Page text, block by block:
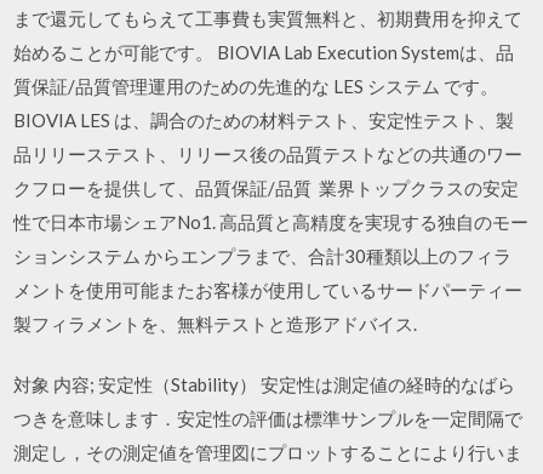
まで還元してもらえて工事費も実質無料と、初期費用を抑えて
始めることが可能です。 BIOVIA Lab Execution Systemは、品
質保証/品質管理運用のための先進的な LES システム です。
BIOVIA LES は、調合のための材料テスト、安定性テスト、製
品リリーステスト、リリース後の品質テストなどの共通のワー
クフローを提供して、品質保証/品質 業界トップクラスの安定
性で日本市場シェアNo1. 高品質と高精度を実現する独自のモー
ションシステム からエンプラまで、合計30種類以上のフィラ
メントを使用可能またお客様が使用しているサードパーティー
製フィラメントを、無料テストと造形アドバイス.
対象 内容; 安定性（Stability） 安定性は測定値の経時的なばら
つきを意味します．安定性の評価は標準サンプルを一定間隔で
測定し，その測定値を管理図にプロットすることにより行いま